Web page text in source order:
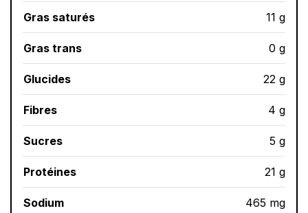
Gras saturés 11 g
Gras trans 0 g
Glucides 22 g
Fibres 4 g
Sucres 5 g
Protéines 21 g
Sodium 465 mg